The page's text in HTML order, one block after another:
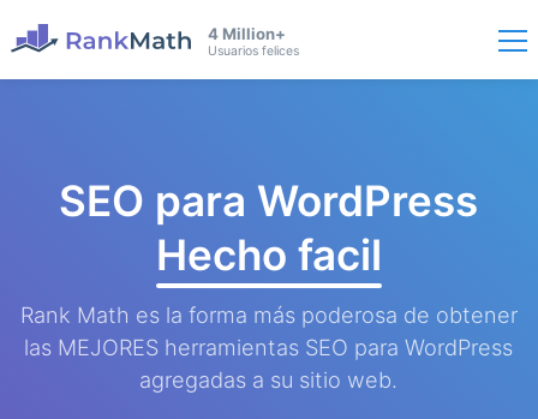
4 Million+
Usuarios felices
SEO para WordPress
Hecho facil
Rank Math es la forma más poderosa de obtener
las MEJORES herramientas SEO para WordPress
agregadas a su sitio web.